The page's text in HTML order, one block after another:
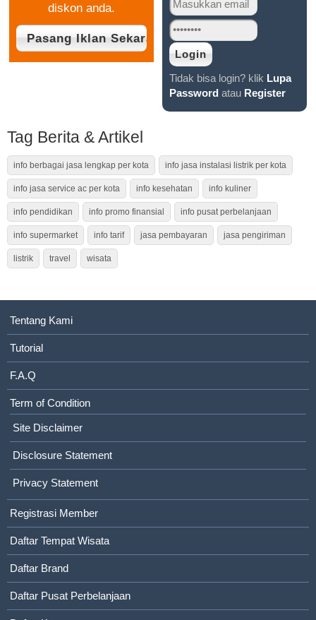
diskon anda.
Tidak bisa login? klik Lupa
Password atau Register
Tag Berita & Artikel
info berbagai jasa lengkap per kota info jasa instalasi listrik per kota
info jasa service ac per kota info kesehatan info kuliner
info pendidikan info promo finansial info pusat perbelanjaan
info supermarket info tarif jasa pembayaran jasa pengiriman
listrik travel wisata
Tentang Kami
Tutorial
F.A.Q
Term of Condition
Site Disclaimer
Disclosure Statement
Privacy Statement
Registrasi Member
Daftar Tempat Wisata
Daftar Brand
Daftar Pusat Perbelanjaan